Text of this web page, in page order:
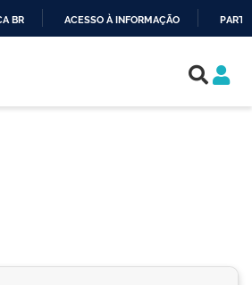
BR ACESSO À INFORMAÇÃO